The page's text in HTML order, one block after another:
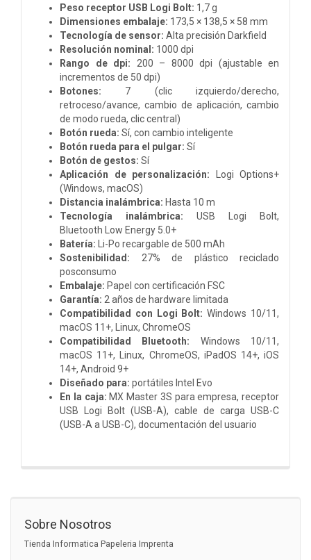
Peso receptor USB Logi Bolt: 1,7 g
Dimensiones embalaje: 173,5 × 138,5 × 58 mm
Tecnología de sensor: Alta precisión Darkfield
Resolución nominal: 1000 dpi
Rango de dpi: 200 – 8000 dpi (ajustable en
incrementos de 50 dpi)
Botones: 7 (clic izquierdo/derecho,
retroceso/avance, cambio de aplicación, cambio
de modo rueda, clic central)
Botón rueda: Sí, con cambio inteligente
Botón rueda para el pulgar: Sí
Botón de gestos: Sí
Aplicación de personalización: Logi Options+
(Windows, macOS)
Distancia inalámbrica: Hasta 10 m
Tecnología inalámbrica: USB Logi Bolt,
Bluetooth Low Energy 5.0+
Batería: Li-Po recargable de 500 mAh
Sostenibilidad: 27% de plástico reciclado
posconsumo
Embalaje: Papel con certificación FSC
Garantía: 2 años de hardware limitada
Compatibilidad con Logi Bolt: Windows 10/11,
macOS 11+, Linux, ChromeOS
Compatibilidad Bluetooth: Windows 10/11,
macOS 11+, Linux, ChromeOS, iPadOS 14+, iOS
14+, Android 9+
Diseñado para: portátiles Intel Evo
En la caja: MX Master 3S para empresa, receptor
USB Logi Bolt (USB-A), cable de carga USB-C
(USB-A a USB-C), documentación del usuario
Sobre Nosotros
Tienda Informatica Papeleria Imprenta